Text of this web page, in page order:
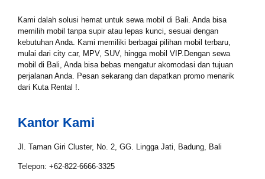
Kami dalah solusi hemat untuk sewa mobil di Bali. Anda bisa
memilih mobil tanpa supir atau lepas kunci, sesuai dengan
kebutuhan Anda. Kami memiliki berbagai pilihan mobil terbaru,
mulai dari city car, MPV, SUV, hingga mobil VIP.Dengan sewa
mobil di Bali, Anda bisa bebas mengatur akomodasi dan tujuan
perjalanan Anda. Pesan sekarang dan dapatkan promo menarik
dari Kuta Rental !.
Kantor Kami
Jl. Taman Giri Cluster, No. 2, GG. Lingga Jati, Badung, Bali
Telepon: +62-822-6666-3325